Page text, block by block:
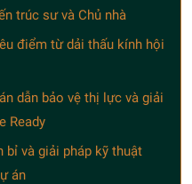
trúc sư và Chủ nhà
điểm từ dải thấu kính hội
dẫn bảo vệ thị lực và giải
Ready
bỉ và giải pháp kỹ thuật
án